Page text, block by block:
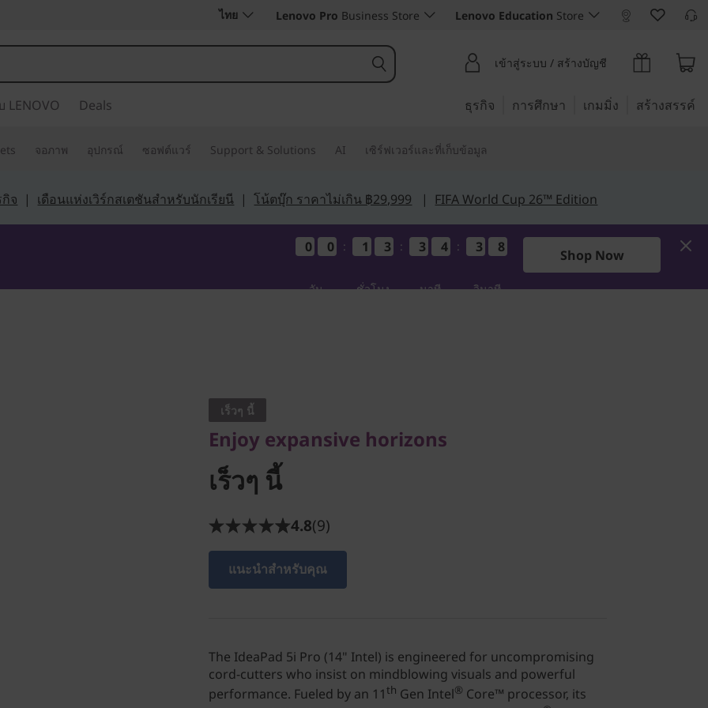
ไทย Lenovo Pro Business Store Lenovo Education Store
เข้าสู่ระบบ / สร้างบัญชี
LENOVO Deals ธุรกิจ การศึกษา เกมมิ่ง สร้างสรรค์
จอภาพ อุปกรณ์ ซอฟต์แวร์ Support & Solutions AI เซิร์ฟเวอร์และที่เก็บข้อมูล
จ | เดือนแห่งเวิร์กสเตชันสำหรับนักเรียนี |โน้ตบุ๊ก ราคาไม่เกิน ฿29,999 | FIFA World Cup 26™ Edition
0
0
0
0 0
0
0
0
วัน
: 1
1
1
1 3
3
3
3
ชั่วโมง
: 3
3
3
3 4
4
4
4
นาที
: 3
3
3
3 7
6
7
6
วินาที
Shop Now
เร็วๆ นี้
Enjoy expansive horizons
เร็วๆ นี้
4.8(9)
แนะนำสำหรับคุณ
The IdeaPad 5i Pro (14" Intel) is engineered for uncompromising
cord-cutters who insist on mindblowing visuals and powerful
performance. Fueled by an 11th Gen Intel® Core™ processor, its